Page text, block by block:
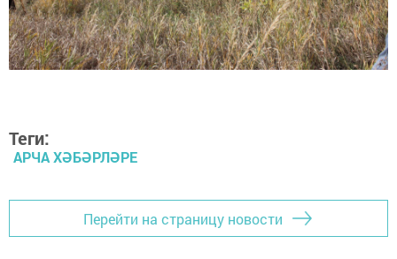
Теги:
АРЧА ХӘБӘРЛӘРЕ
Перейти на страницу новости